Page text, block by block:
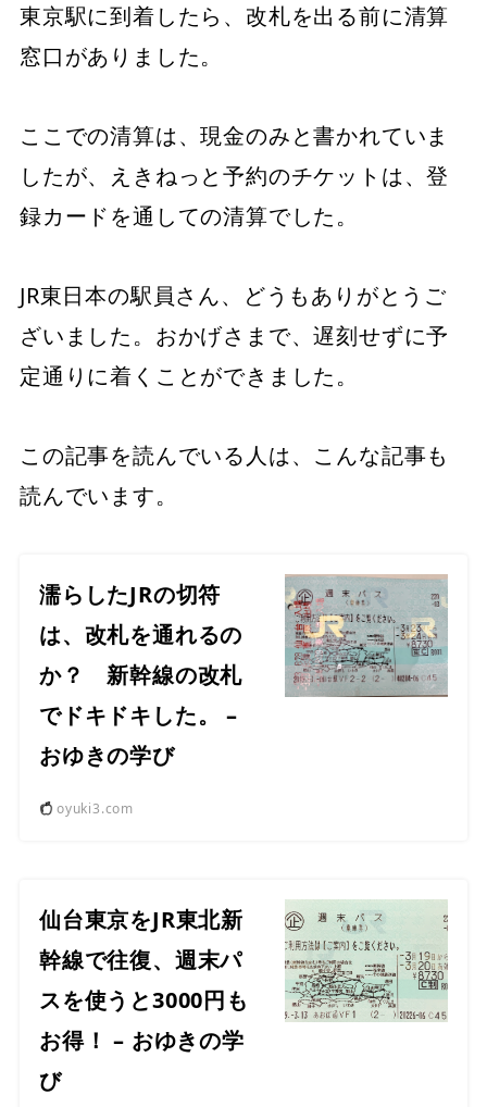
東京駅に到着したら、改札を出る前に清算
窓口がありました。
ここでの清算は、現金のみと書かれていま
したが、えきねっと予約のチケットは、登
録カードを通しての清算でした。
JR東日本の駅員さん、どうもありがとうご
ざいました。おかげさまで、遅刻せずに予
定通りに着くことができました。
この記事を読んでいる人は、こんな記事も
読んでいます。
濡らしたJRの切符
は、改札を通れるの
か？ 新幹線の改札
でドキドキした。 –
おゆきの学び
oyuki3.com
仙台東京をJR東北新
幹線で往復、週末パ
スを使うと3000円も
お得！ – おゆきの学
び